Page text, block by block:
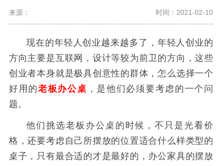
来源： 时间：2021-02-10
现在的年轻人创业越来越多了，年轻人创业的
方向主要是互联网，设计等较为前卫的方向，这些
创业者本身就是极具创意性的群体，怎么选择一个
好用的老板办公桌 ，是他们必须要考虑的一个问
题。
他们挑选老板办公桌的时候，不只是光看价
格，还要考虑自己所摆放的位置适合什么样类型的
桌子，只有最合适的才是最好的，办公家具的摆放